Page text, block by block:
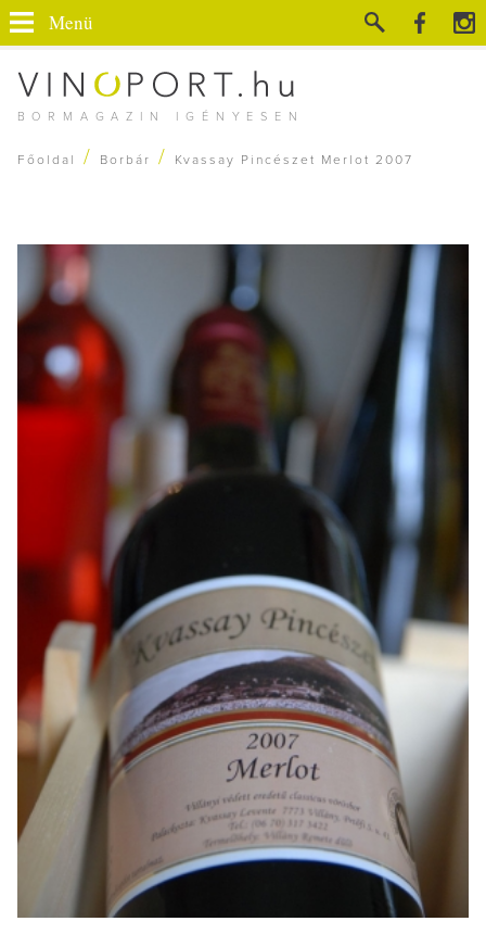
BORMAGAZIN IGÉNYESEN
Menü
Főoldal / Borbár / Kvassay Pincészet Merlot 2007